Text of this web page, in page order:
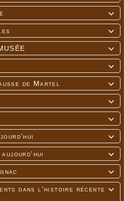





de Martel






dans l'histoire récente